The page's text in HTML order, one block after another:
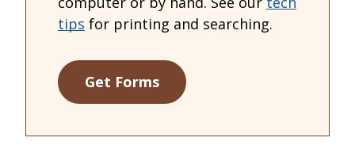
tips for printing and searching.
Get Forms